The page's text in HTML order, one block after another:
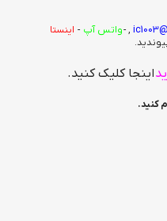
@ic1003
, -واتس آپ - اینستا
اینجا کلیک کنید.
کنید.